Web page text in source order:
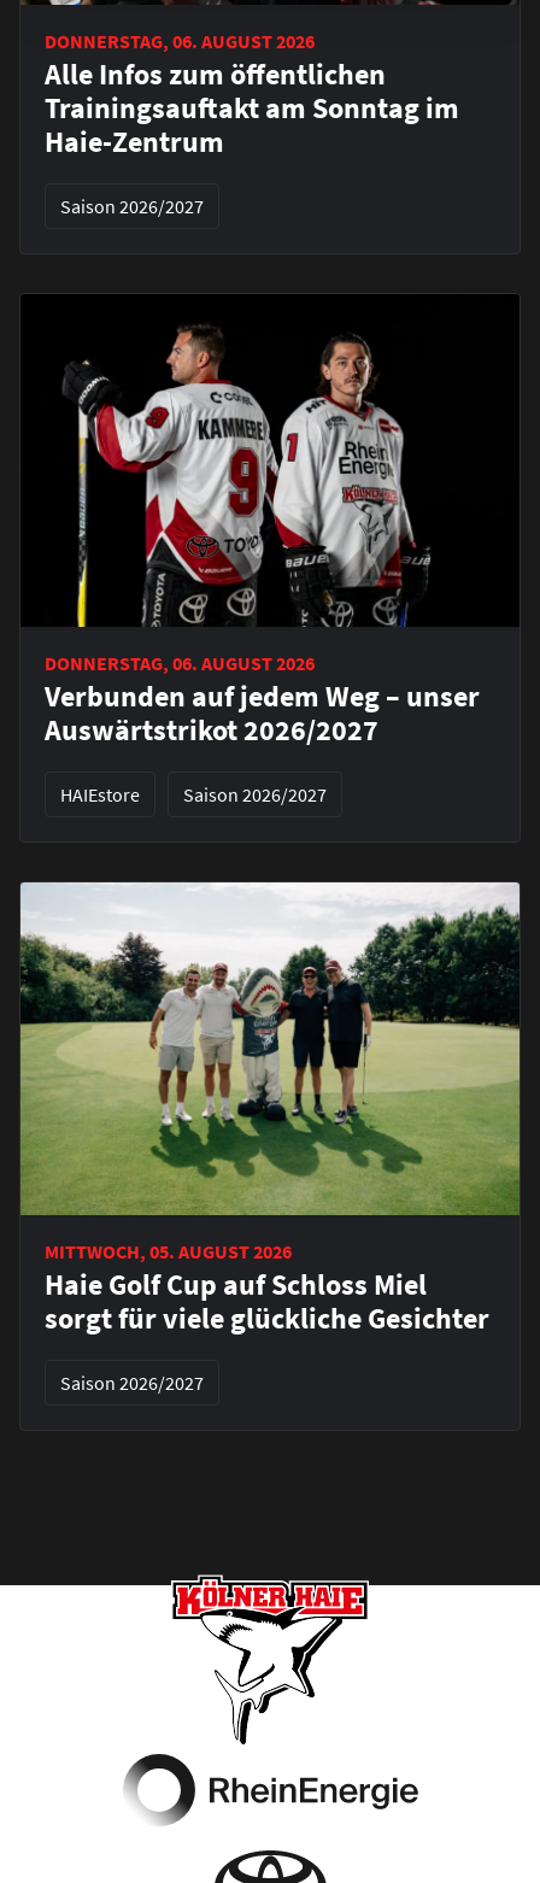
DONNERSTAG, 06. AUGUST 2026
Alle Infos zum öffentlichen
Trainingsauftakt am Sonntag im
Haie-Zentrum
Saison 2026/2027
DONNERSTAG, 06. AUGUST 2026
Verbunden auf jedem Weg – unser
Auswärtstrikot 2026/2027
HAIEstore Saison 2026/2027
MITTWOCH, 05. AUGUST 2026
Haie Golf Cup auf Schloss Miel
sorgt für viele glückliche Gesichter
Saison 2026/2027